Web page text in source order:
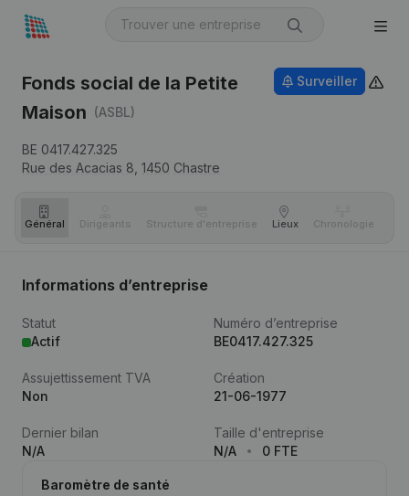
Fonds social de la Petite
Maison (ASBL)
BE 0417.427.325
Rue des Acacias 8, 1450 Chastre
Surveiller
Général Dirigeants Structure d'entreprise Lieux Chronologie
Informations d’entreprise
Statut
Actif
Numéro d’entreprise
BE0417.427.325
Assujettissement TVA
Non
Création
21-06-1977
Dernier bilan
N/A
Taille d'entreprise
N/A
0 FTE
Baromètre de santé